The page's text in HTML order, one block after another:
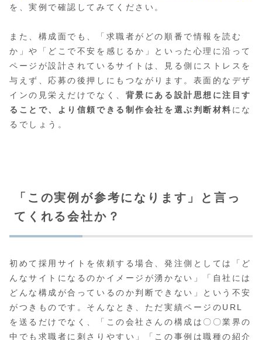
を、実例で確認してみてください。
また、構成面でも、「求職者がどの順番で情報を読む
か」や「どこで不安を感じるか」といった心理に沿って
ページが設計されているサイトは、見る側にストレスを
与えず、応募の後押しにもつながります。表面的なデザ
インの見栄えだけでなく、 背景にある設計思想に注目す
ることで、より信頼できる制作会社を選ぶ判断材料 にな
るでしょう。
「この実例が参考になります」と言っ
てくれる会社か？
初めて採用サイトを依頼する場合、発注側としては「ど
んなサイトになるのかイメージが湧かない」「自社には
どんな構成が合っているのか判断できない」という不安
がつきものです。そんなとき、ただ実績ページのURL
を送るだけでなく、「この会社さんの構成は〇〇業界の
中でも求職者に刺さりやすい」「この事例は職種の紹介